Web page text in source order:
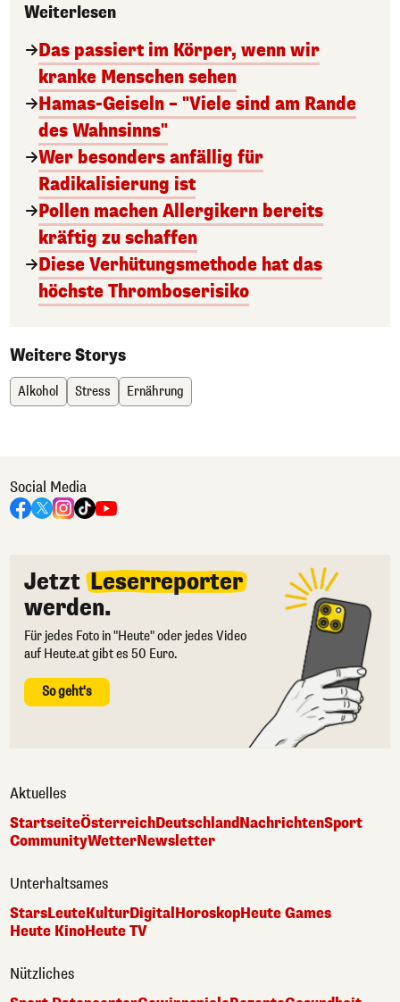
Weiterlesen
Das passiert im Körper, wenn wir
kranke Menschen sehen
Hamas-Geiseln – "Viele sind am Rande
des Wahnsinns"
Wer besonders anfällig für
Radikalisierung ist
Pollen machen Allergikern bereits
kräftig zu schaffen
Diese Verhütungsmethode hat das
höchste Thromboserisiko
Weitere Storys
Alkohol Stress Ernährung
Social Media
Jetzt Leserreporter
werden.
Für jedes Foto in "Heute" oder jedes Video
auf Heute.at gibt es 50 Euro.
So geht's
Aktuelles
StartseiteÖsterreichDeutschlandNachrichtenSport
CommunityWetterNewsletter
Unterhaltsames
StarsLeuteKulturDigitalHoroskopHeute Games
Heute KinoHeute TV
Nützliches